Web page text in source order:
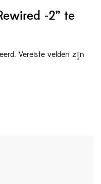
-2” te
Vereiste velden zijn